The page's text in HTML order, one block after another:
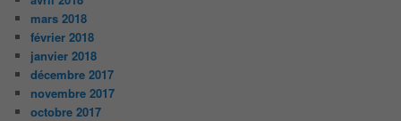
mars 2018
février 2018
janvier 2018
décembre 2017
novembre 2017
octobre 2017